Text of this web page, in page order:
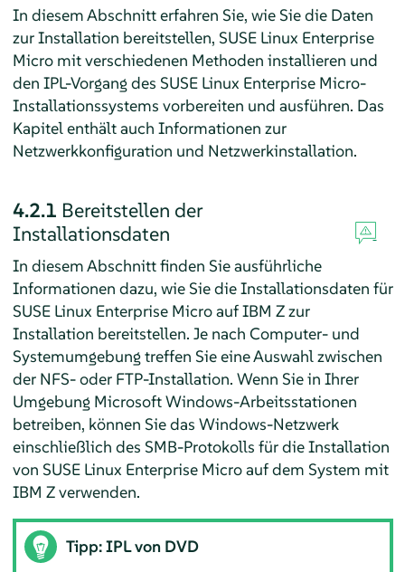
In diesem Abschnitt erfahren Sie, wie Sie die Daten
zur Installation bereitstellen, SUSE Linux Enterprise
Micromit verschiedenen Methoden installieren und
den IPL-Vorgang des SUSE Linux Enterprise Micro-
Installationssystems vorbereiten und ausführen. Das
Kapitel enthält auch Informationen zur
Netzwerkkonfiguration und Netzwerkinstallation.
4.2.1 Bereitstellen der
Installationsdaten
In diesem Abschnitt finden Sie ausführliche
Informationen dazu, wie Sie die Installationsdaten für
SUSE Linux Enterprise Microauf IBM Z zur
Installation bereitstellen. Je nach Computer- und
Systemumgebung treffen Sie eine Auswahl zwischen
der NFS- oder FTP-Installation. Wenn Sie in Ihrer
Umgebung Microsoft Windows-Arbeitsstationen
betreiben, können Sie das Windows-Netzwerk
einschließlich des SMB-Protokolls für die Installation
von SUSE Linux Enterprise Microauf dem System mit
IBM Z verwenden.
Tipp: IPL von DVD